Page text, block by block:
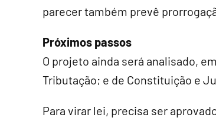
parecer também prevê
Próximos passos
O projeto ainda será analisado, em
Tributação; e de Constituição e
Para virar lei, precisa ser